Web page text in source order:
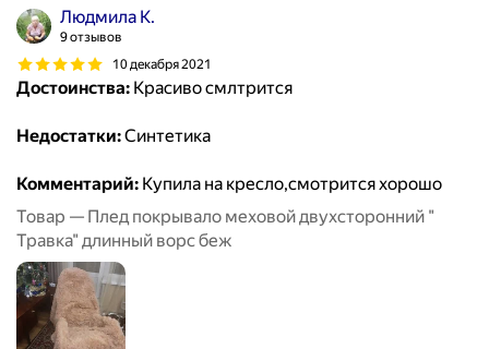
Людмила К.
9 отзывов
10 декабря 2021
Достоинства: Красиво смлтрится
Недостатки:Синтетика
Комментарий: Купила на кресло,смотрится хорошо
Товар — Плед покрывало меховой двухсторонний "
Травка" длинный ворс беж